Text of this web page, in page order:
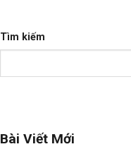
Tìm kiếm
Bài Viết Mới